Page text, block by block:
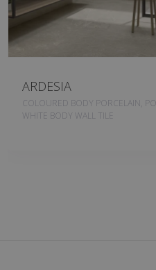
ARDESIA
COLOURED BODY PORCELAIN,
WHITE BODY WALL TILE